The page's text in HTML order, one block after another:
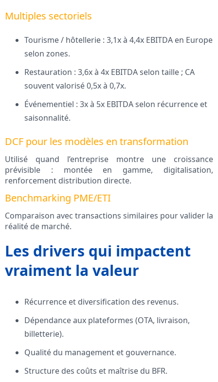
Multiples sectoriels
Tourisme / hôtellerie : 3,1x à 4,4x EBITDA en Europe
selon zones.
Restauration : 3,6x à 4x EBITDA selon taille ; CA
souvent valorisé 0,5x à 0,7x.
Événementiel : 3x à 5x EBITDA selon récurrence et
saisonnalité.
DCF pour les modèles en transformation
Utilisé quand l’entreprise montre une croissance
prévisible : montée en gamme, digitalisation,
renforcement distribution directe.
Benchmarking PME/ETI
Comparaison avec transactions similaires pour valider la
réalité de marché.
Les drivers qui impactent
vraiment la valeur
Récurrence et diversification des revenus.
Dépendance aux plateformes (OTA, livraison,
billetterie).
Qualité du management et gouvernance.
Structure des coûts et maîtrise du BFR.